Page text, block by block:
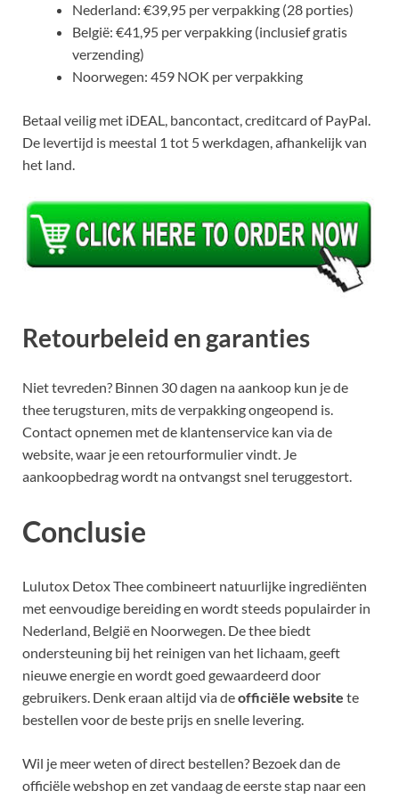
Nederland: €39,95 per verpakking (28 porties)
België: €41,95 per verpakking (inclusief gratis
verzending)
Noorwegen: 459 NOK per verpakking
Betaal veilig met iDEAL, bancontact, creditcard of PayPal.
De levertijd is meestal 1 tot 5 werkdagen, afhankelijk van
het land.
Retourbeleid en garanties
Niet tevreden? Binnen 30 dagen na aankoop kun je de
thee terugsturen, mits de verpakking ongeopend is.
Contact opnemen met de klantenservice kan via de
website, waar je een retourformulier vindt. Je
aankoopbedrag wordt na ontvangst snel teruggestort.
Conclusie
Lulutox Detox Thee combineert natuurlijke ingrediënten
met eenvoudige bereiding en wordt steeds populairder in
Nederland, België en Noorwegen. De thee biedt
ondersteuning bij het reinigen van het lichaam, geeft
nieuwe energie en wordt goed gewaardeerd door
gebruikers. Denk eraan altijd via deofficiële website te
bestellen voor de beste prijs en snelle levering.
Wil je meer weten of direct bestellen? Bezoek dan de
officiële webshop en zet vandaag de eerste stap naar een